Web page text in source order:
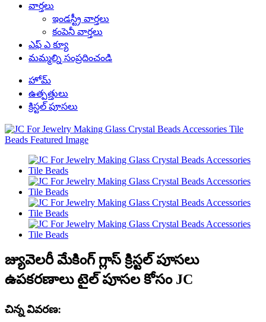
వార్తలు
ఇండస్ట్రీ వార్తలు
కంపెనీ వార్తలు
ఎఫ్ ఎ క్యూ
మమ్మల్ని సంప్రదించండి
హోమ్
ఉత్పత్తులు
క్రిస్టల్ పూసలు
జ్యువెలరీ మేకింగ్ గ్లాస్ క్రిస్టల్ పూసలు
ఉపకరణాలు టైల్ పూసల కోసం JC
చిన్న వివరణ: